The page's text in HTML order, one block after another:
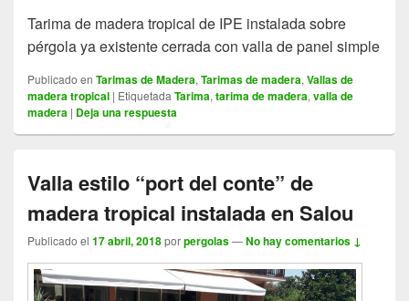
Tarima de madera tropical de IPE instalada sobre
pérgola ya existente cerrada con valla de panel simple
Publicado en Tarimas de Madera, Tarimas de madera, Vallas de
madera tropical | Etiquetada Tarima, tarima de madera, valla de
madera | Deja una respuesta
Valla estilo “port del conte” de
madera tropical instalada en Salou
Publicado el 17 abril, 2018porpergolas—No hay comentarios ↓